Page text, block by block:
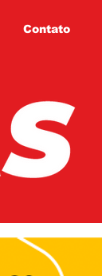
Contato